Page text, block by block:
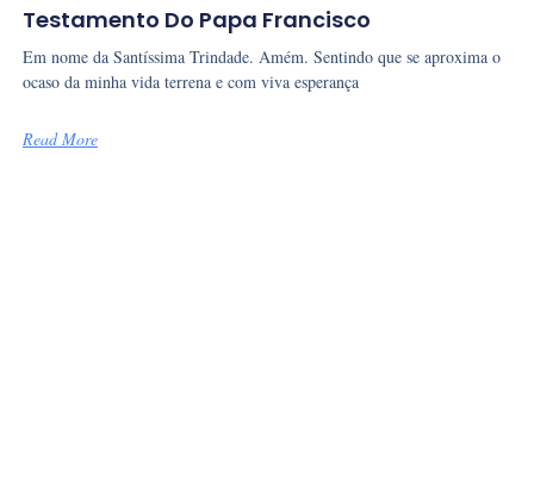
Testamento Do Papa Francisco
Em nome da Santíssima Trindade. Amém. Sentindo que se aproxima o
ocaso da minha vida terrena e com viva esperança
Read More